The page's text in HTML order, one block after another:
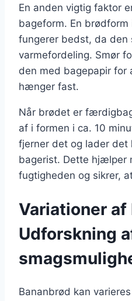
En anden vigtig faktor
bageform. En
fungerer bedst, da den
varmefordeling. Smør
den med bagepapir for
hænger fast.
Når brødet er
af i formen i ca. 10
fjerner det og lader det
bagerist. Dette hjælper
fugtigheden og sikrer,
Variationer af
Udforskning
Bananbrød kan